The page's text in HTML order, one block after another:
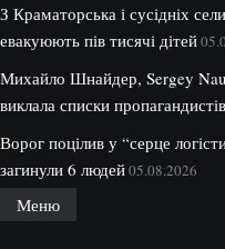
З Краматорська і сусідніх
евакуюють пів тисячі дітей
Михайло Шнайдер, Sergey
виклала списки пропагандистів
Ворог поцілив у “серце
загинули 6 людей05.08.2026
Меню